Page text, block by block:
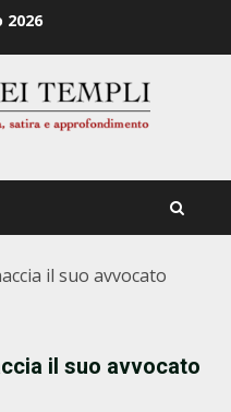
2026
il suo avvocato
il suo avvocato